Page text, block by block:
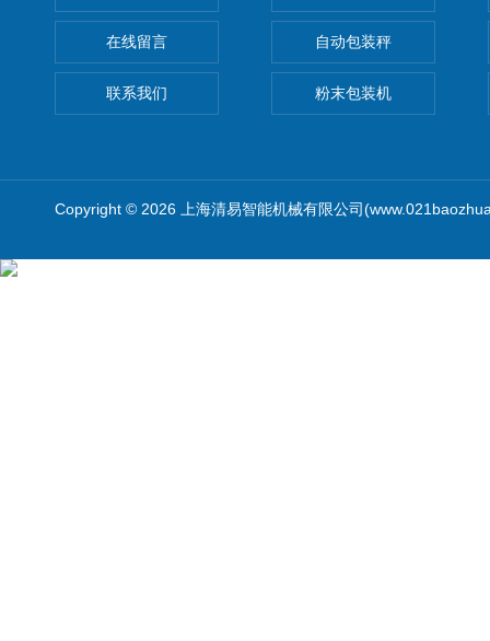
在线留言
联系我们
自动包装秤
粉末包装机
Copyright © 2026 上海清易智能机械有限公司